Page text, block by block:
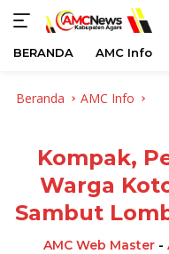
BERANDA AMC Info
Beranda AMC Info
Kompak,
Warga
Sambut
AMC Web Master-